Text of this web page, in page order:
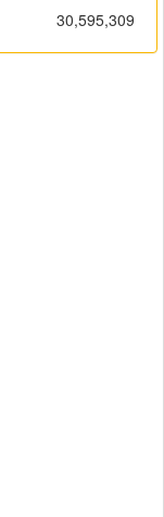
30,595,309